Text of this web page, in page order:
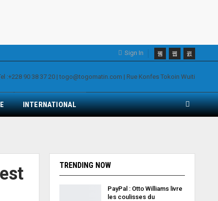
Sign In
INTERNATIONAL
TRENDING NOW
PayPal : Otto Williams livre
les coulisses du